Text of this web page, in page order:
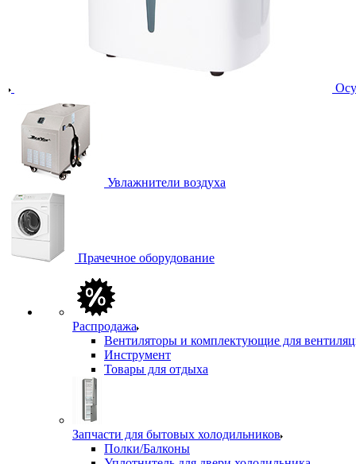
Увлажнители воздуха
Прачечное оборудование
Распродажа
Вентиляторы и комплектующие для
Инструмент
Товары для отдыха
Запчасти для бытовых холодильников
Полки/Балконы